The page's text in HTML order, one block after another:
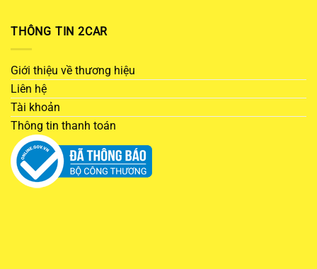
THÔNG TIN 2CAR
Giới thiệu về thương hiệu
Liên hệ
Tài khoản
Thông tin thanh toán